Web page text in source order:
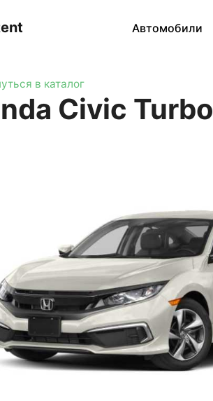
Автомобили
в каталог
Civic Turbo